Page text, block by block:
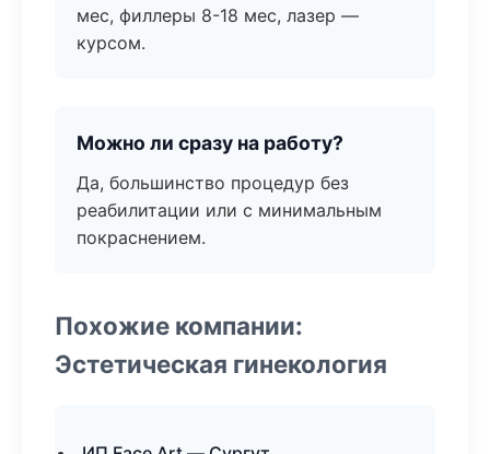
мес, филлеры 8-18 мес, лазер —
курсом.
Можно ли сразу на работу?
Да, большинство процедур без
реабилитации или с минимальным
покраснением.
Похожие компании:
Эстетическая гинекология